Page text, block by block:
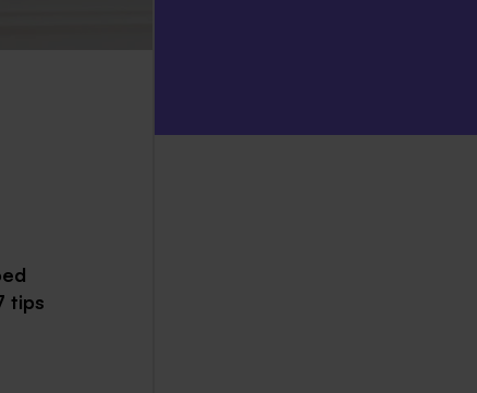
tips